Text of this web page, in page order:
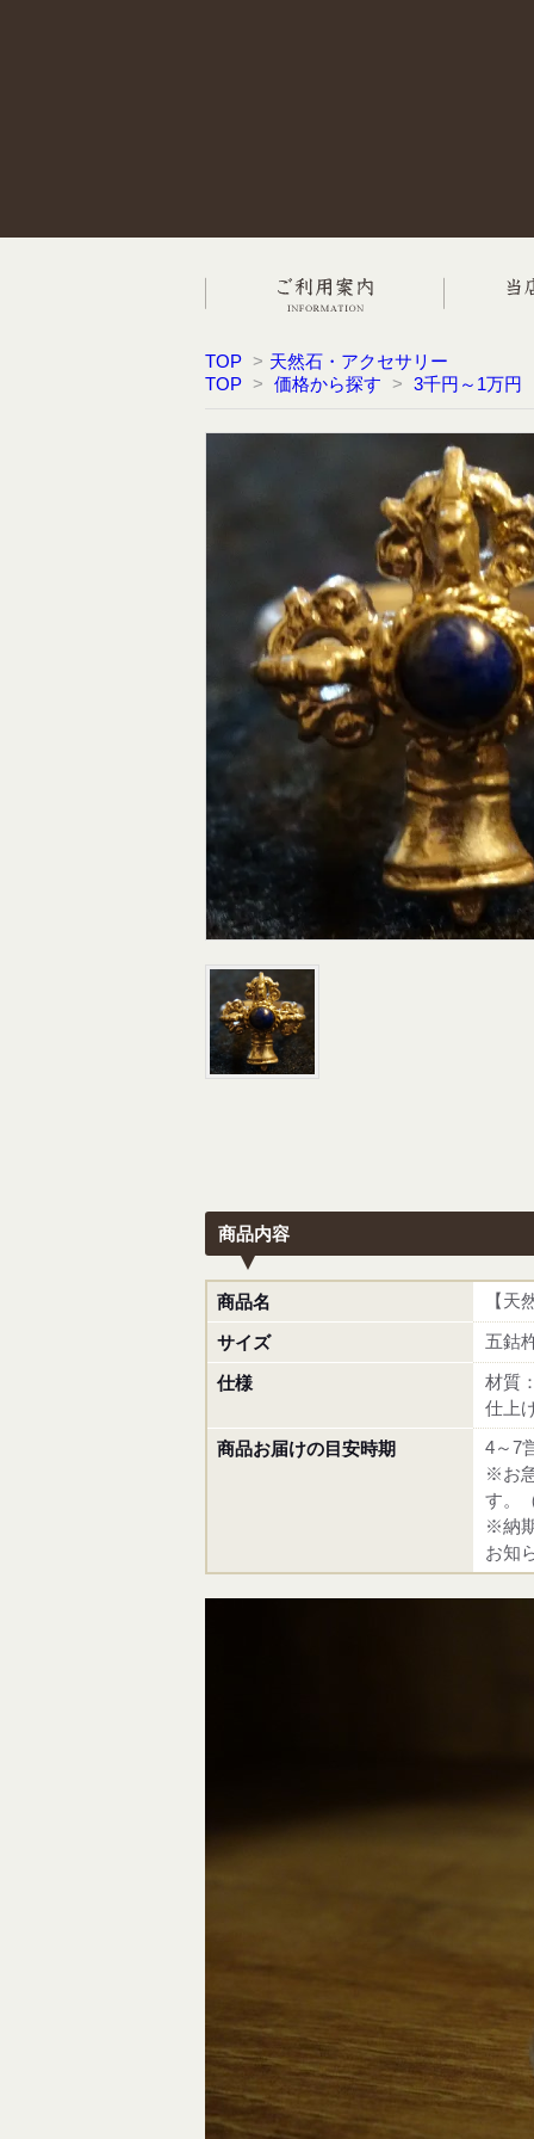
TOP > 天然石・アクセサリー
TOP > 価格から探す > 3千円～1万円
商品内容
商品名 【天
サイズ 五鈷
仕様
材質
仕上
商品お届けの目安時期
4～7
※お
す。
※納
お知